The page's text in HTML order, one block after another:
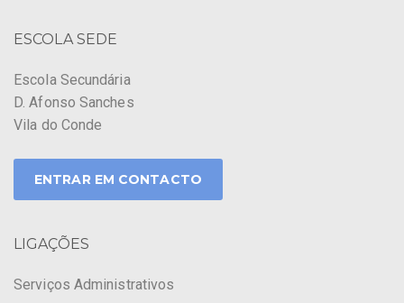
ESCOLA SEDE
Escola Secundária
D. Afonso Sanches
Vila do Conde
ENTRAR EM CONTACTO
LIGAÇÕES
Serviços Administrativos